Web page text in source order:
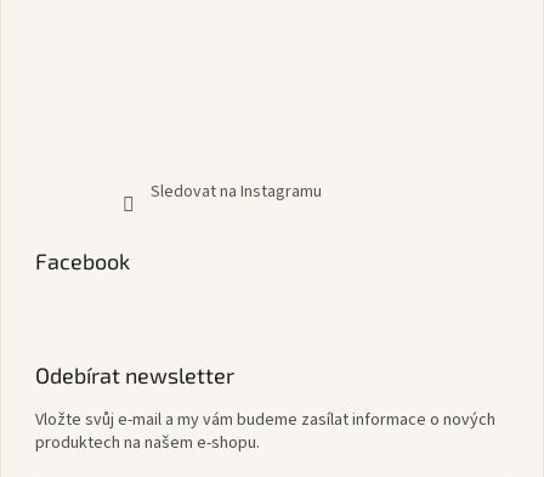
Sledovat na Instagramu
Facebook
Odebírat newsletter
Vložte svůj e-mail a my vám budeme zasílat informace o nových
produktech na našem e-shopu.